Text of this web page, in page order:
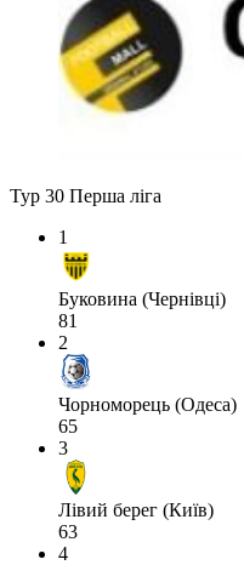
Тур 30 Перша ліга
1
Буковина (Чернівці)
81
2
Чорноморець (Одеса)
65
3
Лівий берег (Київ)
63
4